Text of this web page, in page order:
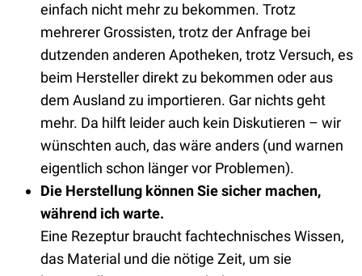
einfach nicht mehr zu bekommen. Trotz
mehrerer Grossisten, trotz der Anfrage bei
dutzenden anderen Apotheken, trotz Versuch, es
beim Hersteller direkt zu bekommen oder aus
dem Ausland zu importieren. Gar nichts geht
mehr. Da hilft leider auch kein Diskutieren – wir
wünschten auch, das wäre anders (und warnen
eigentlich schon länger vor Problemen).
Die Herstellung können Sie sicher machen,
während ich warte.
Eine Rezeptur braucht fachtechnisches Wissen,
das Material und die nötige Zeit, um sie